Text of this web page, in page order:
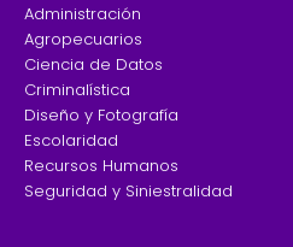
Administración
Agropecuarios
Ciencia de Datos
Criminalística
Diseño y Fotografía
Escolaridad
Recursos Humanos
Seguridad y Siniestralidad